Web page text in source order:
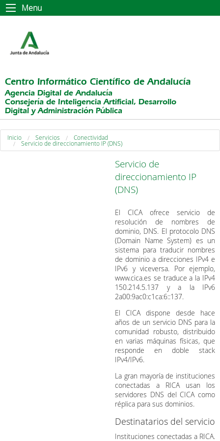
Menu
Centro Informático Científico de Andalucía
Agencia Digital de Andalucía
Consejería de Inteligencia Artificial, Desarrollo
Digital y Administración Pública
Inicio Servicios Conectividad
Servicio de direccionamiento IP (DNS)
Servicio de
direccionamiento IP
(DNS)
El CICA ofrece servicio de
resolución de nombres de
dominio, DNS. El protocolo DNS
(Domain Name System) es un
sistema para traducir nombres
de dominio a direcciones IPv4 e
IPv6 y viceversa. Por ejemplo,
www.cica.es se traduce a la IPv4
150.214.5.137 y a la IPv6
2a00:9ac0:c1ca:6::137.
El CICA dispone desde hace
años de un servicio DNS para la
comunidad robusto, distribuido
en varias máquinas físicas, que
responde en doble stack
IPv4/IPv6.
La gran mayoría de instituciones
conectadas a RICA usan los
servidores DNS del CICA como
réplica para sus dominios.
Destinatarios del servicio
Instituciones conectadas a RICA.